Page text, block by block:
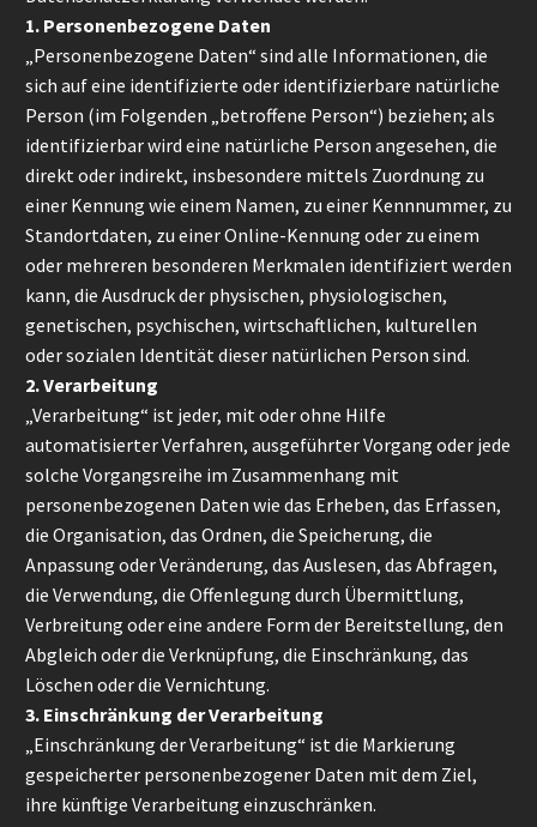
1. Personenbezogene Daten
„Personenbezogene Daten“ sind alle Informationen, die
sich auf eine identifizierte oder identifizierbare natürliche
Person (im Folgenden „betroffene Person“) beziehen; als
identifizierbar wird eine natürliche Person angesehen, die
direkt oder indirekt, insbesondere mittels Zuordnung zu
einer Kennung wie einem Namen, zu einer Kennnummer, zu
Standortdaten, zu einer Online-Kennung oder zu einem
oder mehreren besonderen Merkmalen identifiziert werden
kann, die Ausdruck der physischen, physiologischen,
genetischen, psychischen, wirtschaftlichen, kulturellen
oder sozialen Identität dieser natürlichen Person sind.
2. Verarbeitung
„Verarbeitung“ ist jeder, mit oder ohne Hilfe
automatisierter Verfahren, ausgeführter Vorgang oder jede
solche Vorgangsreihe im Zusammenhang mit
personenbezogenen Daten wie das Erheben, das Erfassen,
die Organisation, das Ordnen, die Speicherung, die
Anpassung oder Veränderung, das Auslesen, das Abfragen,
die Verwendung, die Offenlegung durch Übermittlung,
Verbreitung oder eine andere Form der Bereitstellung, den
Abgleich oder die Verknüpfung, die Einschränkung, das
Löschen oder die Vernichtung.
3. Einschränkung der Verarbeitung
„Einschränkung der Verarbeitung“ ist die Markierung
gespeicherter personenbezogener Daten mit dem Ziel,
ihre künftige Verarbeitung einzuschränken.